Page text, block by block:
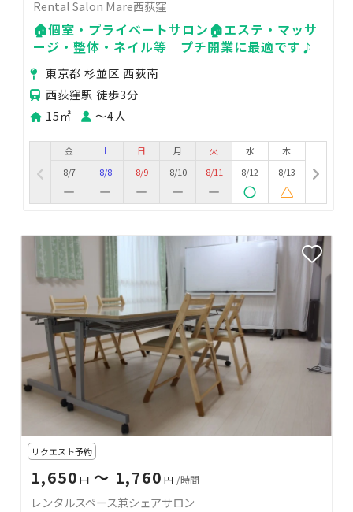
Rental Salon Mare西荻窪
🏠個室・プライベートサロン🏠エステ・マッサ
ージ・整体・ネイル等 プチ開業に最適です♪
東京都 杉並区 西荻南
西荻窪駅 徒歩3分
15㎡
〜4人
金
8/7
土
8/8
日
8/9
月
8/10
火
8/11
水
8/12
木
8/13
リクエスト予約
1,650 円 〜 1,760 円 /時間
レンタルスペース兼シェアサロン